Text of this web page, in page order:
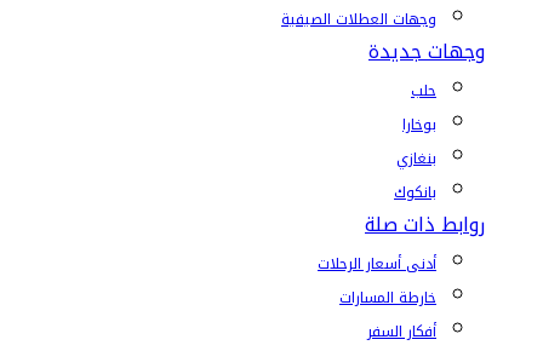
وجهات العطلات الصيفية
وجهات جديدة
حلب
بوخارا
بنغازي
بانكوك
روابط ذات صلة
أدنى أسعار الرحلات
خارطة المسارات
أفكار السفر